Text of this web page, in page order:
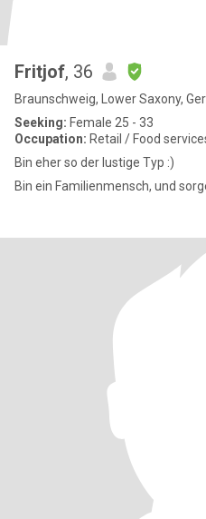
Fritjof, 36
Braunschweig, Lower Saxony,
Seeking: Female 25 - 33
Occupation: Retail / Food
Bin eher so der lustige Typ :)
Bin ein Familienmensch, und